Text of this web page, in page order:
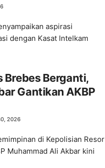
aspirasi
dengan Kasat Intelkam
Brebes Berganti,
Gantikan AKBP
2026
di Kepolisian Resor
Muhammad Ali Akbar kini